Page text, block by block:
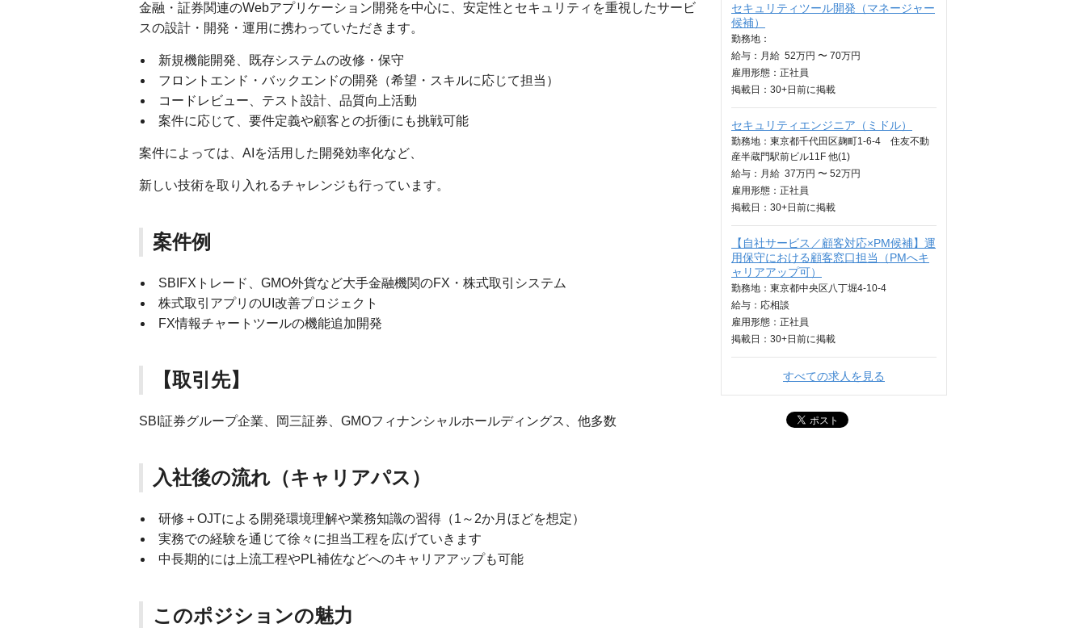
金融・証券関連のWebアプリケーション開発を中心に、安定性とセキュリティを重視したサービ
スの設計・開発・運用に携わっていただきます。
新規機能開発、既存システムの改修・保守
フロントエンド・バックエンドの開発（希望・スキルに応じて担当）
コードレビュー、テスト設計、品質向上活動
案件に応じて、要件定義や顧客との折衝にも挑戦可能
案件によっては、AIを活用した開発効率化など、
新しい技術を取り入れるチャレンジも行っています。
案件例
SBIFXトレード、GMO外貨など大手金融機関のFX・株式取引システム
株式取引アプリのUI改善プロジェクト
FX情報チャートツールの機能追加開発
【取引先】
SBI証券グループ企業、岡三証券、GMOフィナンシャルホールディングス、他多数
入社後の流れ（キャリアパス）
研修＋OJTによる開発環境理解や業務知識の習得（1～2か月ほどを想定）
実務での経験を通じて徐々に担当工程を広げていきます
中長期的には上流工程やPL補佐などへのキャリアアップも可能
このポジションの魅力
セキュリティツール開発（マネージャー
候補）
勤務地：
給与： 月給 52万円 〜 70万円
雇用形態：正社員
掲載日： 30+日 前に掲載
セキュリティエンジニア（ミドル）
勤務地：東京都千代田区麹町1-6-4 住友不動
産半蔵門駅前ビル11F 他(1)
給与： 月給 37万円 〜 52万円
雇用形態：正社員
掲載日： 30+日 前に掲載
【自社サービス／顧客対応×PM候補】運
用保守における顧客窓口担当（PMへキ
ャリアアップ可）
勤務地：東京都中央区八丁堀4-10-4
給与： 応相談
雇用形態：正社員
掲載日： 30+日 前に掲載
すべての求人を見る